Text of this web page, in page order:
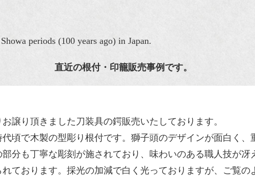
periods (100 years ago) in Japan.
直近の根付・印籠販売事例です。
譲り頂きました刀装具の鍔販売いたしております。
代頃で木製の型彫り根付です。獅子頭のデザインが面白く
分も丁寧な彫刻 が施されており、味わいのある職人技が冴
ております。採光の加減で白く光っておりますが、ご覧